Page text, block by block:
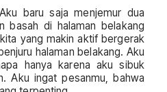
baru saja menjemur dua
basah di halaman belakang
yang makin aktif bergerak
halaman belakang. Aku
hanya karena aku sibuk
Aku ingat pesanmu, bahwa